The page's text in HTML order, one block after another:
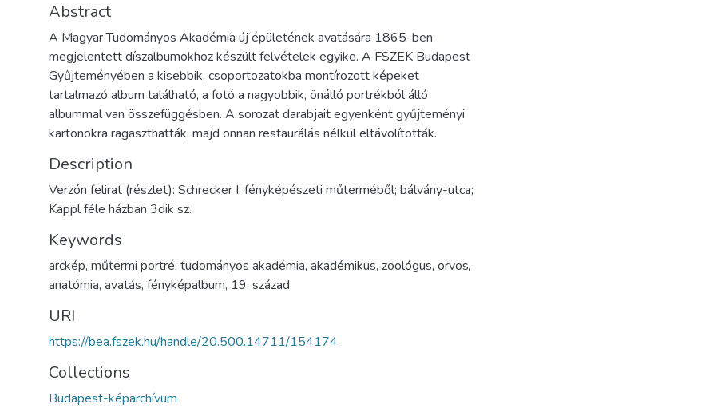
Abstract
A Magyar Tudományos Akadémia új épületének avatására 1865-ben
megjelentett díszalbumokhoz készült felvételek egyike. A FSZEK Budapest
Gyűjteményében a kisebbik, csoportozatokba montírozott képeket
tartalmazó album található, a fotó a nagyobbik, önálló portrékból álló
albummal van összefüggésben. A sorozat darabjait egyenként gyűjteményi
kartonokra ragaszthatták, majd onnan restaurálás nélkül eltávolították.
Description
Verzón felirat (részlet): Schrecker I. fényképészeti műterméből; bálvány-utca;
Kappl féle házban 3dik sz.
Keywords
arckép, műtermi portré, tudományos akadémia, akadémikus, zoológus, orvos,
anatómia, avatás, fényképalbum, 19. század
URI
https://bea.fszek.hu/handle/20.500.14711/154174
Collections
Budapest-képarchívum